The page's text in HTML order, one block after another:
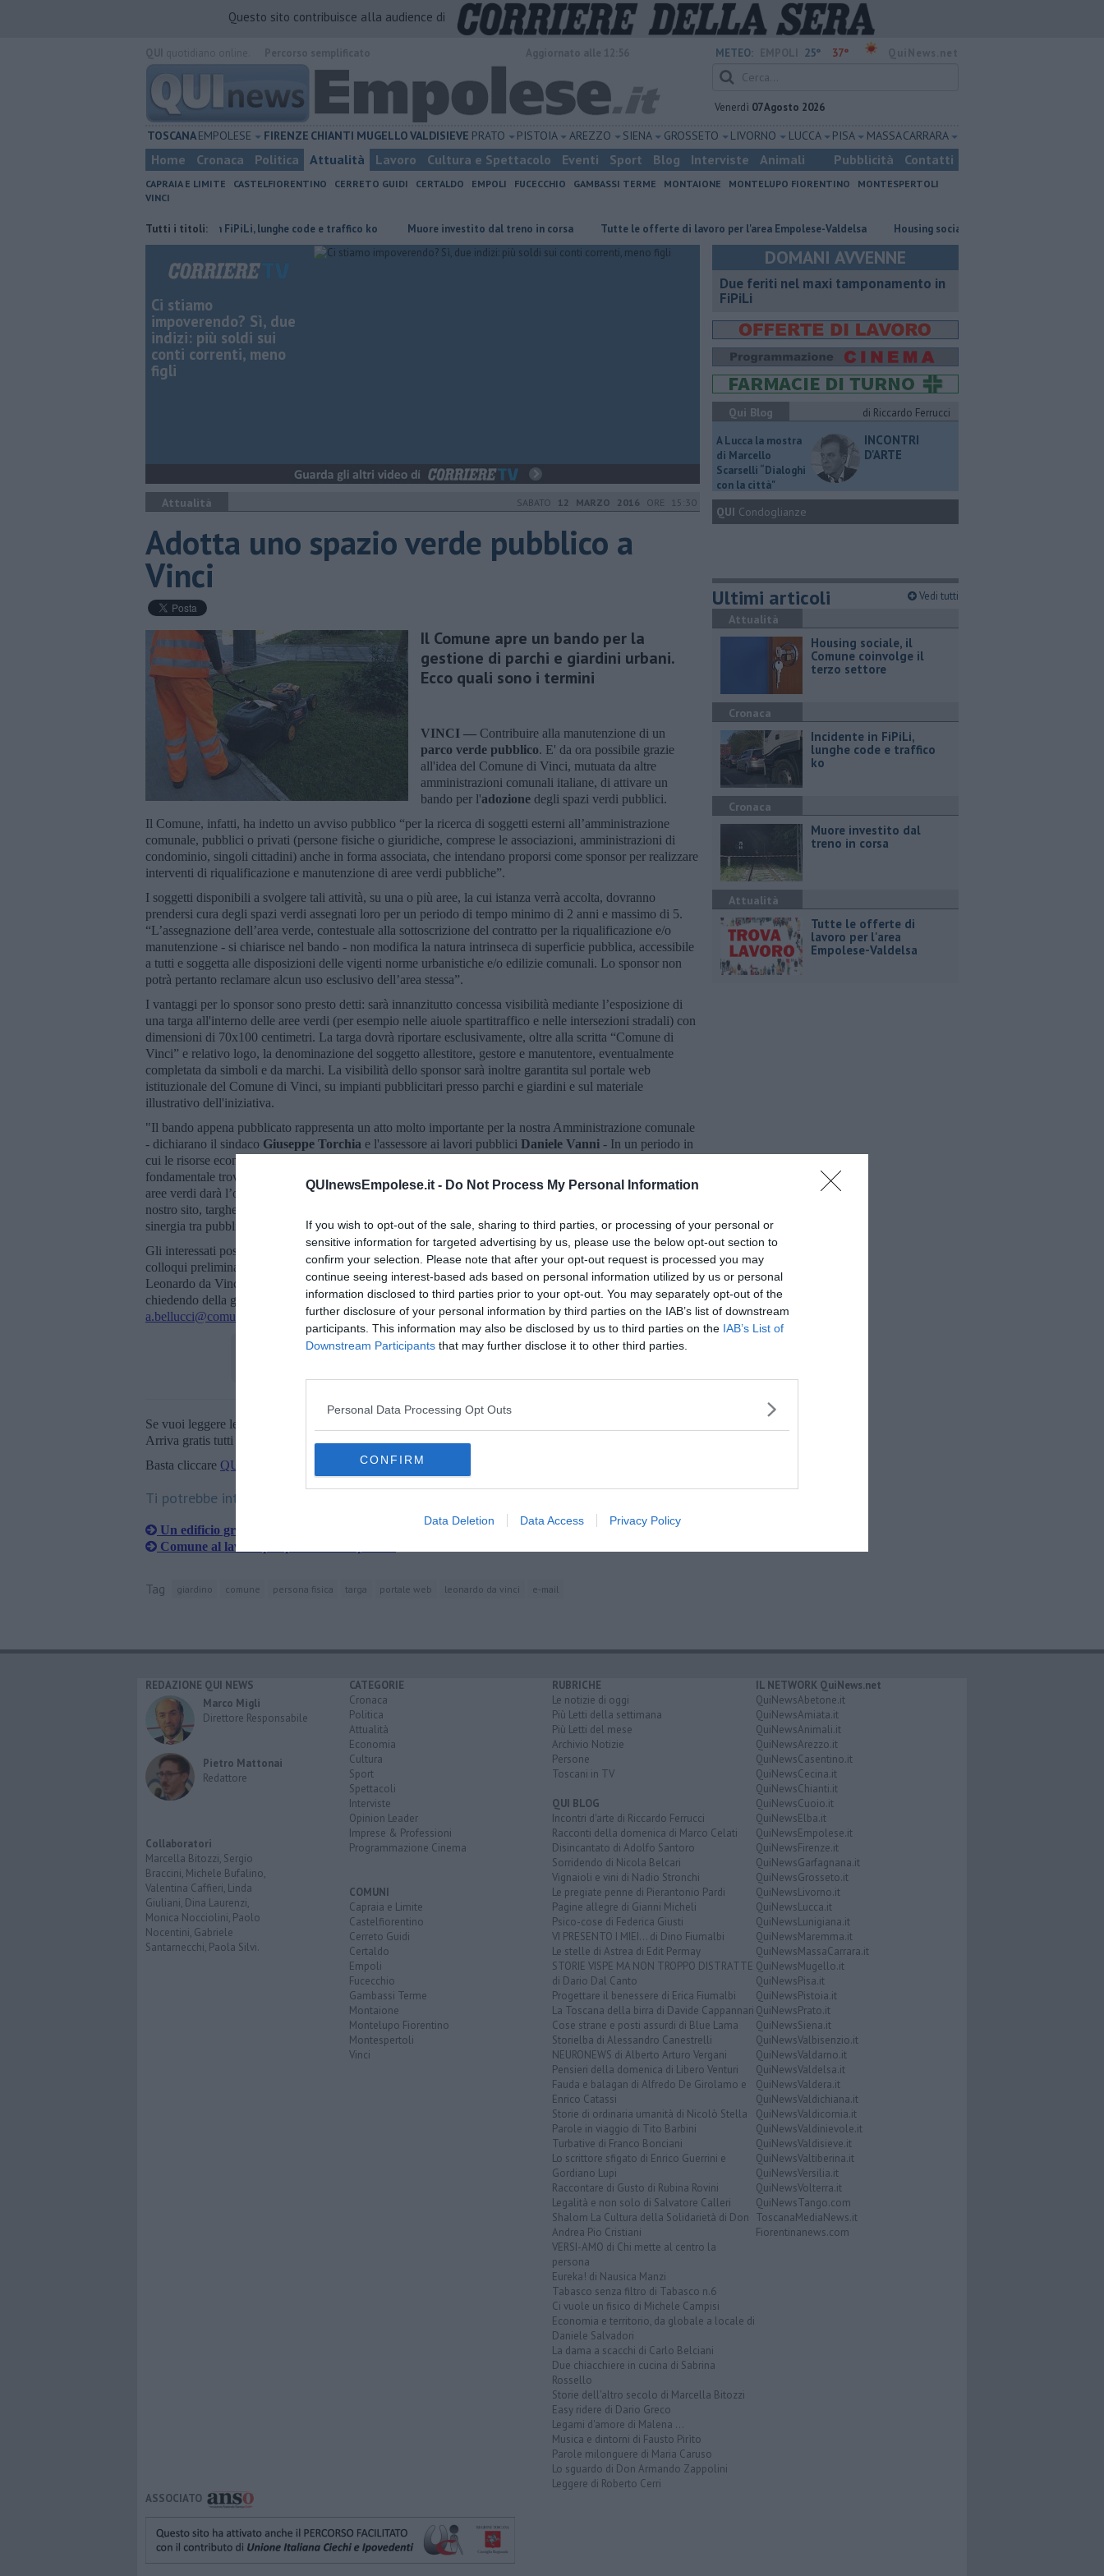
QUInewsEmpolese.it - Do Not Process My Personal Information
If you wish to opt-out of the sale, sharing to third parties, or processing of your personal or
sensitive information for targeted advertising by us, please use the below opt-out section to
confirm your selection. Please note that after your opt-out request is processed you may
continue seeing interest-based ads based on personal information utilized by us or personal
information disclosed to third parties prior to your opt-out. You may separately opt-out of the
further disclosure of your personal information by third parties on the IAB’s list of downstream
participants. This information may also be disclosed by us to third parties on the IAB’s List of
Downstream Participants that may further disclose it to other third parties.
Personal Data Processing Opt Outs
CONFIRM
Data Deletion Data Access Privacy Policy
Questo sito contribuisce alla audience di
METEO: 25° 37°
Venerdì 07 Agosto 2026
TOSCANAEMPOLESE FIRENZE CHIANTI MUGELLOVALDISIEVE PRATO PISTOIA AREZZO SIENA GROSSETO LIVORNO LUCCA PISA MASSA CARRARA
Home Cronaca Politica Attualità Lavoro Cultura e Spettacolo Eventi Sport Blog Interviste Animali Pubblicità Contatti
CAPRAIA E LIMITE CASTELFIORENTINO CERRETO GUIDI CERTALDO EMPOLI FUCECCHIO GAMBASSI TERME MONTAIONE MONTELUPO FIORENTINO
MONTESPERTOLI
VINCI
Tutti i titoli:
Incidente in FiPiLi, lunghe code e traffico ko Muore investito dal treno in corsa ​Tutte le offerte di lavoro per l'area Empolese-Valdelsa ​Housing sociale, il Comune coinvolge il terzo
Ci stiamo
impoverendo? Sì, due
indizi: più soldi sui
conti correnti, meno
figli
Attualità SABATO 12 MARZO 2016 ORE 15:30
​Adotta uno spazio verde pubblico a
Vinci
Il Comune apre un bando per la
gestione di parchi e giardini urbani.
Ecco quali sono i termini
VINCI — Contribuire alla manutenzione di un
parco verde pubblico. E' da ora possibile grazie
all'idea del Comune di Vinci, mutuata da altre
amministrazioni comunali italiane, di attivare un
bando per l'adozione degli spazi verdi pubblici.
Il Comune, infatti, ha indetto un avviso pubblico “per la ricerca di soggetti esterni all’amministrazione
comunale, pubblici o privati (persone fisiche o giuridiche, comprese le associazioni, amministrazioni di
condominio, singoli cittadini) anche in forma associata, che intendano proporsi come sponsor per realizzare
interventi di riqualificazione e manutenzione di aree verdi pubbliche”.
I soggetti disponibili a svolgere tali attività, su una o più aree, la cui istanza verrà accolta, dovranno
prendersi cura degli spazi verdi assegnati loro per un periodo di tempo minimo di 2 anni e massimo di 5.
“L’assegnazione dell’area verde, contestuale alla sottoscrizione del contratto per la riqualificazione e/o
manutenzione - si chiarisce nel bando - non modifica la natura intrinseca di superficie pubblica, accessibile
a tutti e soggetta alle disposizioni delle vigenti norme urbanistiche e/o edilizie comunali. Lo sponsor non
potrà pertanto reclamare alcun uso esclusivo dell’area stessa”.
I vantaggi per lo sponsor sono presto detti: sarà innanzitutto concessa visibilità mediante l’esposizione di
una targa all'interno delle aree verdi (per esempio nelle aiuole spartitraffico e nelle intersezioni stradali) con
dimensioni di 70x100 centimetri. La targa dovrà riportare esclusivamente, oltre alla scritta “Comune di
Vinci” e relativo logo, la denominazione del soggetto allestitore, gestore e manutentore, eventualmente
completata da simboli e da marchi. La visibilità dello sponsor sarà inoltre garantita sul portale web
istituzionale del Comune di Vinci, su impianti pubblicitari presso parchi e giardini e sul materiale
illustrativo dell'iniziativa.
"Il bando appena pubblicato rappresenta un atto molto importante per la nostra Amministrazione comunale
- dichiarano il sindaco Giuseppe Torchia e l'assessore ai lavori pubblici Daniele Vanni - In un periodo in
cui le risorse economiche scarseggiano, per ottenere un’adeguata manutenzione del territorio diventa
fondamentale trovare altre soluzioni per creare collaborazioni con associazioni e aziende. L’adozione delle
aree verdi darà l’opportunità agli interessati di pubblicizzare la propria attività attraverso informazioni sul
nostro sito, targhe di riconoscimento e istallazioni nelle aree pubbliche. L’obiettivo è creare una splendida
sinergia tra pubblico e privato che porti vantaggi concreti ad aziende, cittadini ed associazioni”.
Gli interessati possono ottenere ulteriori informazioni sulla procedura e concordare sopralluoghi e altri
colloqui preliminari alla presentazione della proposta, presso il Settore III Lavori pubblici e COC, piazza
Leonardo da Vinci, 29 a Vinci, telefonando dal lunedì al venerdì dalle 9 alle 12 al numero 0571933208,
chiedendo della geometra Alessia Bellucci, oppure scrivendo una e-mail all'indirizzo
a.bellucci@comune.vinci.fi.it
Se vuoi leggere le notizie principali della Toscana iscriviti alla
Arriva gratis tutti i giorni alle 20:00 direttamente nella tua casella di posta.
Basta cliccare QUI
Ti potrebbe interessare anche:
Un edificio green per gli alunni della Pascoli
Comune al lavoro per potare cento platani
Tag giardino comune persona fisica targa portale web leonardo da vinci e-mail
DOMANI AVVENNE
Due feriti nel maxi tamponamento in
FiPiLi
Qui Blog
di Riccardo Ferrucci
A Lucca la mostra
di Marcello
Scarselli “Dialoghi
con la città"
INCONTRI
D'ARTE
QUI Condoglianze
Ultimi articoli Vedi tutti
Attualità
​Housing sociale, il
Comune coinvolge il
terzo settore
Cronaca
Incidente in FiPiLi,
lunghe code e traffico
ko
Cronaca
Muore investito dal
treno in corsa
Attualità
​Tutte le offerte di
lavoro per l'area
Empolese-Valdelsa
REDAZIONE QUI NEWS
Marco Migli
Direttore Responsabile
Pietro Mattonai
Redattore
Collaboratori
Marcella Bitozzi, Sergio
Braccini, Michele Bufalino,
Valentina Caffieri, Linda
Giuliani, Dina Laurenzi,
Monica Nocciolini, Paolo
Nocentini, Gabriele
Santarnecchi, Paola Silvi.
CATEGORIE
Cronaca
Politica
Attualità
Economia
Cultura
Sport
Spettacoli
Interviste
Opinion Leader
Imprese & Professioni
Programmazione Cinema
COMUNI
Capraia e Limite
Castelfiorentino
Cerreto Guidi
Certaldo
Empoli
Fucecchio
Gambassi Terme
Montaione
Montelupo Fiorentino
Montespertoli
Vinci
RUBRICHE
Le notizie di oggi
Più Letti della settimana
Più Letti del mese
Archivio Notizie
Persone
Toscani in TV
QUI BLOG
Incontri d'arte di Riccardo Ferrucci
Racconti della domenica di Marco Celati
Disincantato di Adolfo Santoro
Sorridendo di Nicola Belcari
Vignaioli e vini di Nadio Stronchi
Le pregiate penne di Pierantonio Pardi
Pagine allegre di Gianni Micheli
Psico-cose di Federica Giusti
VI PRESENTO I MIEI... di Dino Fiumalbi
Le stelle di Astrea di Edit Permay
STORIE VISPE MA NON TROPPO DISTRATTE
di Dario Dal Canto
Progettare il benessere di Erica Fiumalbi
La Toscana della birra di Davide Cappannari
Cose strane e posti assurdi di Blue Lama
Storielba di Alessandro Canestrelli
NEURONEWS di Alberto Arturo Vergani
Pensieri della domenica di Libero Venturi
Fauda e balagan di Alfredo De Girolamo e
Enrico Catassi
Storie di ordinaria umanità di Nicolò Stella
Parole in viaggio di Tito Barbini
Turbative di Franco Bonciani
Lo scrittore sfigato di Enrico Guerrini e
Gordiano Lupi
Raccontare di Gusto di Rubina Rovini
Legalità e non solo di Salvatore Calleri
Shalom La Cultura della Solidarietà di Don
Andrea Pio Cristiani
VERSI-AMO di Chi mette al centro la
persona
Eureka! di Nausica Manzi
Tabasco senza filtro di Tabasco n.6
Ci vuole un fisico di Michele Campisi
Economia e territorio, da globale a locale di
Daniele Salvadori
La dama a scacchi di Carlo Belciani
Due chiacchiere in cucina di Sabrina
Rossello
Storie dell'altro secolo di Marcella Bitozzi
Easy ridere di Dario Greco
Legami d'amore di Malena ...
Musica e dintorni di Fausto Pirìto
Parole milonguere di Maria Caruso
Lo sguardo di Don Armando Zappolini
Leggere di Roberto Cerri
IL NETWORK QuiNews.net
QuiNewsAbetone.it
QuiNewsAmiata.it
QuiNewsAnimali.it
QuiNewsArezzo.it
QuiNewsCasentino.it
QuiNewsCecina.it
QuiNewsChianti.it
QuiNewsCuoio.it
QuiNewsElba.it
QuiNewsEmpolese.it
QuiNewsFirenze.it
QuiNewsGarfagnana.it
QuiNewsGrosseto.it
QuiNewsLivorno.it
QuiNewsLucca.it
QuiNewsLunigiana.it
QuiNewsMaremma.it
QuiNewsMassaCarrara.it
QuiNewsMugello.it
QuiNewsPisa.it
QuiNewsPistoia.it
QuiNewsPrato.it
QuiNewsSiena.it
QuiNewsValbisenzio.it
QuiNewsValdarno.it
QuiNewsValdelsa.it
QuiNewsValdera.it
QuiNewsValdichiana.it
QuiNewsValdicornia.it
QuiNewsValdinievole.it
QuiNewsValdisieve.it
QuiNewsValtiberina.it
QuiNewsVersilia.it
QuiNewsVolterra.it
QuiNewsTango.com
ToscanaMediaNews.it
Fiorentinanews.com
ASSOCIATO